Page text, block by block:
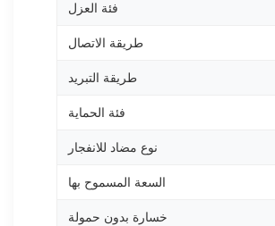
فئة العزل
طريقة الاتصال
طريقة التبريد
فئة الحماية
نوع مضاد للانفجار
السعة المسموح بها
خسارة بدون حمولة